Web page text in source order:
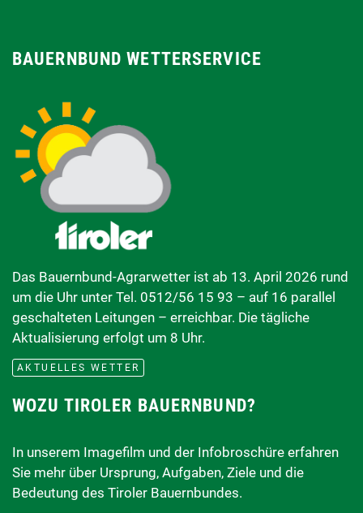
BAUERNBUND WETTERSERVICE
Das Bauernbund-Agrarwetter ist ab 13. April 2026 rund
um die Uhr unter Tel. 0512/56 15 93 – auf 16 parallel
geschalteten Leitungen – erreichbar. Die tägliche
Aktualisierung erfolgt um 8 Uhr.
AKTUELLES WETTER
WOZU TIROLER BAUERNBUND?
In unserem Imagefilm und der Infobroschüre erfahren
Sie mehr über Ursprung, Aufgaben, Ziele und die
Bedeutung des Tiroler Bauernbundes.